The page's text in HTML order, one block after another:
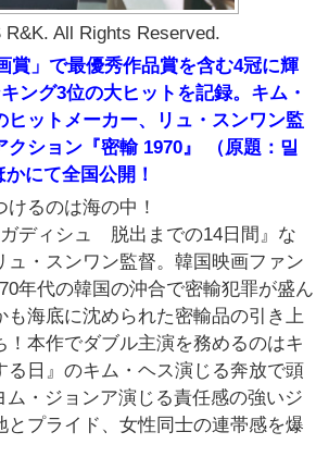
All Rights Reserved.
」で最優秀作品賞を含む4冠に輝
ング3位の大ヒットを記録。キム・
ットメーカー、リュ・スンワン監
ション『密輸 1970』 （原題：밀
にて全国公開！
るのは海の中！
ガディシュ 脱出までの14日間』な
・スンワン監督。韓国映画ファン
年代の韓国の沖合で密輸犯罪が盛ん
海底に沈められた密輸品の引き上
本作でダブル主演を務めるのはキ
日』のキム・ヘス演じる奔放で頭
・ジョンア演じる責任感の強いジ
プライド、女性同士の連帯感を爆